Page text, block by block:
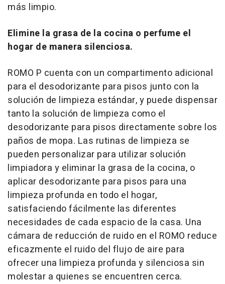
más limpio.
Elimine la grasa de la cocina o perfume el
hogar de manera silenciosa.
ROMO P cuenta con un compartimento adicional
para el desodorizante para pisos junto con la
solución de limpieza estándar, y puede dispensar
tanto la solución de limpieza como el
desodorizante para pisos directamente sobre los
paños de mopa. Las rutinas de limpieza se
pueden personalizar para utilizar solución
limpiadora y eliminar la grasa de la cocina, o
aplicar desodorizante para pisos para una
limpieza profunda en todo el hogar,
satisfaciendo fácilmente las diferentes
necesidades de cada espacio de la casa. Una
cámara de reducción de ruido en el ROMO reduce
eficazmente el ruido del flujo de aire para
ofrecer una limpieza profunda y silenciosa sin
molestar a quienes se encuentren cerca.